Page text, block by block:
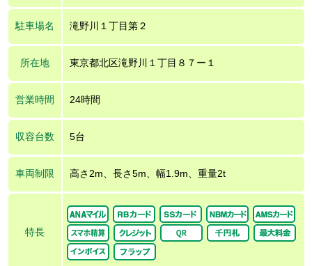
駐車場名 滝野川１丁目第２
所在地 東京都北区滝野川１丁目８７ー１
営業時間 24時間
収容台数 5台
車両制限 高さ2m、長さ5m、幅1.9m、重量2t
特長